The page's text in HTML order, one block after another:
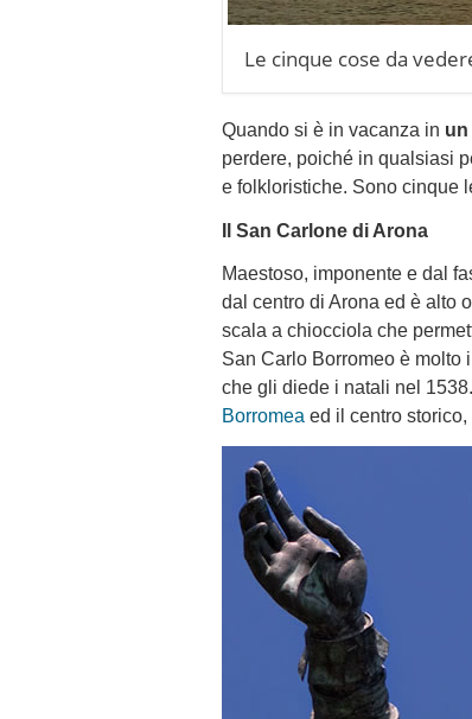
Le cinque cose da
Quando si è in vacanza in un
perdere, poiché in qualsiasi
e folkloristiche. Sono cinque
Il San Carlone di Arona
Maestoso, imponente e dal
dal centro di Arona ed è alto
scala a chiocciola che
San Carlo Borromeo è molto
che gli diede i natali nel
Borromea ed il centro